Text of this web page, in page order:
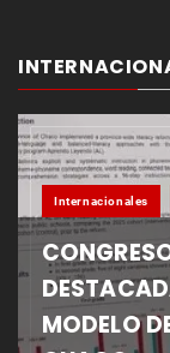
Internacionales
MODELO